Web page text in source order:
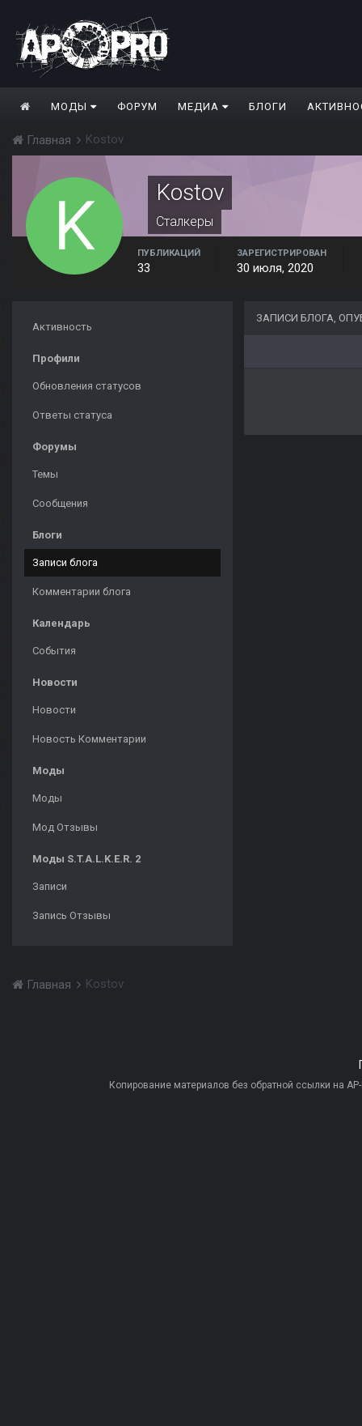
МОДЫ ФОРУМ МЕДИА БЛОГИ
Главная Kostov
Kostov
Сталкеры
ПУБЛИКАЦИЙ
33
ЗАРЕГИСТРИРОВАН
30 июля, 2020
Активность
Профили
Обновления статусов
Ответы статуса
Форумы
Темы
Сообщения
Блоги
Записи блога
Комментарии блога
Календарь
События
Новости
Новости
Новость Комментарии
Моды
Моды
Мод Отзывы
Моды S.T.A.L.K.E.R. 2
Записи
Запись Отзывы
ЗАПИСИ БЛОГА,
Главная Kostov
Копирование материалов без обратной ссылки на